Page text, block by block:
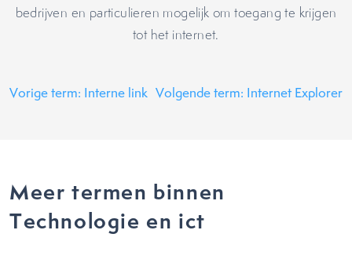
bedrijven en particulieren mogelijk om toegang te krijgen
tot het internet.
Vorige term: Interne link Volgende term: Internet Explorer
Meer termen binnen
Technologie en ict